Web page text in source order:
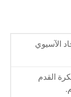
الآسيوي
القدم